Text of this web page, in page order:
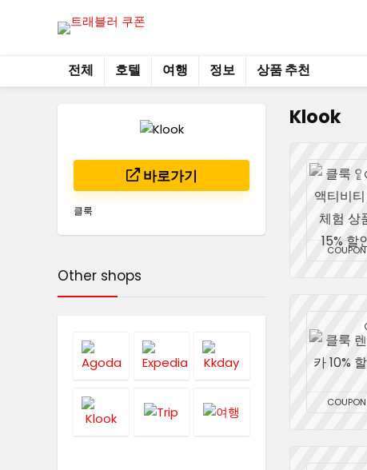
전체 호텔 여행 정보 상품 추천
Klook
바로가기
클룩
COUPON
COUPON
Other shops